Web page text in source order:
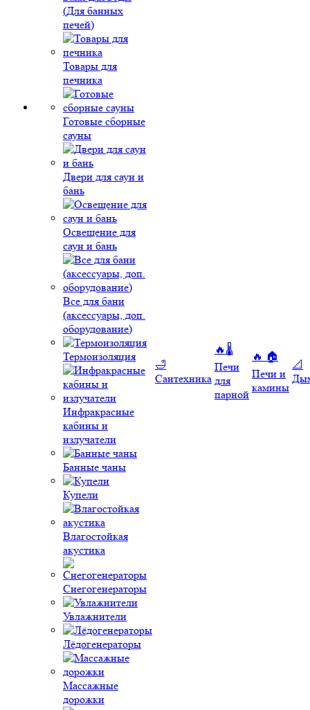
(Для банных
печей)
Товары для
печника
Готовые сборные
сауны
Двери для саун и
бань
Освещение для
саун и бань
Все для бани
(аксессуары, доп.
оборудование)
Термоизоляция
Инфракрасные
кабины и
излучатели
Банные чаны
Купели
Влагостойкая
акустика
Снегогенераторы
Увлажнители
Лёдогенераторы
Массажные
дорожки
🛁
Сантехника
🔥🌡️
Печи
для
парной
🔥 🏠
Печи и
камины
📐